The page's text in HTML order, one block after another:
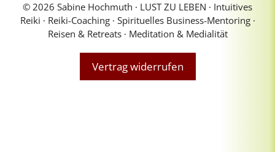
© 2026 Sabine Hochmuth ∙ LUST ZU LEBEN ∙ Intuitives
Reiki ∙ Reiki-Coaching ∙ Spirituelles Business-Mentoring ∙
Reisen & Retreats ∙ Meditation & Medialität
Vertrag widerrufen